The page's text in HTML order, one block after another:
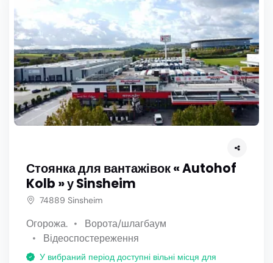
Стоянка для вантажівок « Autohof
Kolb » у Sinsheim
74889 Sinsheim
Огорожа.
Ворота/шлагбаум
Відеоспостереження
У вибраний період доступні вільні місця для